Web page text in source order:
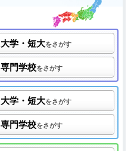
大学・短大をさがす
専門学校をさがす
大学・短大をさがす
専門学校をさがす